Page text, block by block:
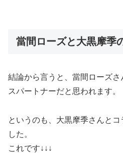
當間ローズと大黒摩季
結論から言うと、當間ローズ
スパートナーだと思われます。
というのも、大黒摩季さんと
した。
これです↓↓↓